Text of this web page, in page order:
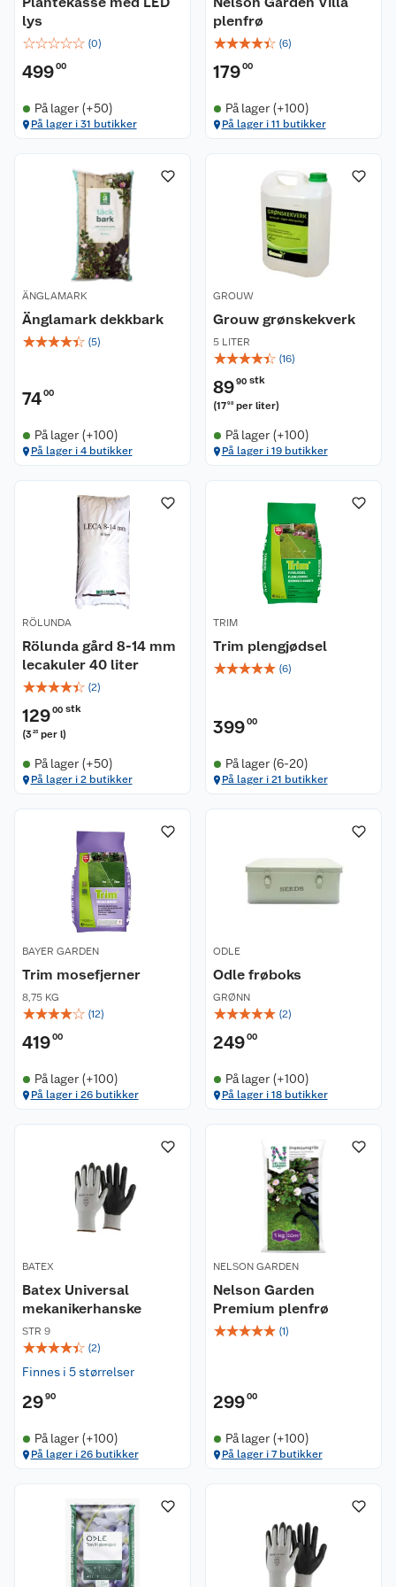
lys
☆☆☆☆☆ (0)
49900
På lager (+50)
På lager i 31 butikker
plenfrø
☆☆☆☆☆ (6)
17900
På lager (+100)
På lager i 11 butikker
ÄNGLAMARK
Änglamark dekkbark
☆☆☆☆☆ (5)
7400
På lager (+100)
På lager i 4 butikker
GROUW
Grouw grønskekverk
5 LITER
☆☆☆☆☆ (16)
8990 stk
(1798 per liter)
På lager (+100)
På lager i 19 butikker
RÖLUNDA
Rölunda gård 8-14 mm
lecakuler 40 liter
☆☆☆☆☆ (2)
12900 stk
(323 per l)
På lager (+50)
På lager i 2 butikker
TRIM
Trim plengjødsel
☆☆☆☆☆ (6)
39900
På lager (6-20)
På lager i 21 butikker
BAYER GARDEN
Trim mosefjerner
8,75 KG
☆☆☆☆☆ (12)
41900
På lager (+100)
På lager i 26 butikker
ODLE
Odle frøboks
GRØNN
☆☆☆☆☆ (2)
24900
På lager (+100)
På lager i 18 butikker
BATEX
Batex Universal
mekanikerhanske
STR 9
☆☆☆☆☆ (2)
Finnes i 5 størrelser
2990
På lager (+100)
På lager i 26 butikker
NELSON GARDEN
Nelson Garden
Premium plenfrø
☆☆☆☆☆ (1)
29900
På lager (+100)
På lager i 7 butikker
Nyheter
Kundeservice
Kontakt oss
Angre- og returrett